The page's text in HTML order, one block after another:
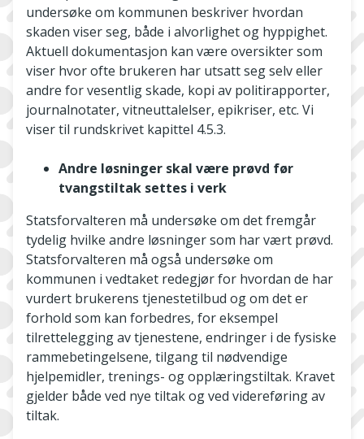
undersøke om kommunen beskriver hvordan
skaden viser seg, både i alvorlighet og hyppighet.
Aktuell dokumentasjon kan være oversikter som
viser hvor ofte brukeren har utsatt seg selv eller
andre for vesentlig skade, kopi av politirapporter,
journalnotater, vitneuttalelser, epikriser, etc. Vi
viser til rundskrivet kapittel 4.5.3.
Andre løsninger skal være prøvd før
tvangstiltak settes i verk
Statsforvalteren må undersøke om det fremgår
tydelig hvilke andre løsninger som har vært prøvd.
Statsforvalteren må også undersøke om
kommunen i vedtaket redegjør for hvordan de har
vurdert brukerens tjenestetilbud og om det er
forhold som kan forbedres, for eksempel
tilrettelegging av tjenestene, endringer i de fysiske
rammebetingelsene, tilgang til nødvendige
hjelpemidler, trenings- og opplæringstiltak. Kravet
gjelder både ved nye tiltak og ved videreføring av
tiltak.